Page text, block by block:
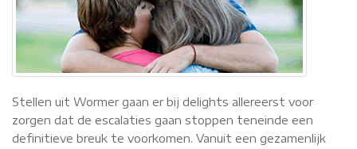
Stellen uit Wormer gaan er bij delights allereerst voor
zorgen dat de escalaties gaan stoppen teneinde een
definitieve breuk te voorkomen. Vanuit een gezamenlijk